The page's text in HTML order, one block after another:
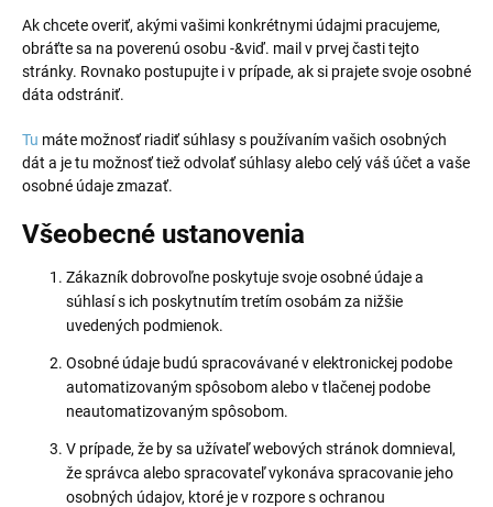
Ak chcete overiť, akými vašimi konkrétnymi údajmi pracujeme,
obráťte sa na poverenú osobu -&viď. mail v prvej časti tejto
stránky. Rovnako postupujte i v prípade, ak si prajete svoje osobné
dáta odstrániť.
Tu máte možnosť riadiť súhlasy s používaním vašich osobných
dát a je tu možnosť tiež odvolať súhlasy alebo celý váš účet a vaše
osobné údaje zmazať.
Všeobecné ustanovenia
Zákazník dobrovoľne poskytuje svoje osobné údaje a
súhlasí s ich poskytnutím tretím osobám za nižšie
uvedených podmienok.
Osobné údaje budú spracovávané v elektronickej podobe
automatizovaným spôsobom alebo v tlačenej podobe
neautomatizovaným spôsobom.
V prípade, že by sa užívateľ webových stránok domnieval,
že správca alebo spracovateľ vykonáva spracovanie jeho
osobných údajov, ktoré je v rozpore s ochranou